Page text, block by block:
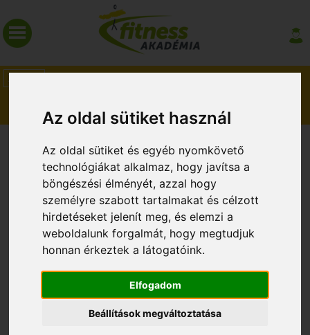
Az oldal sütiket használ
Az oldal sütiket és egyéb nyomkövető
technológiákat alkalmaz, hogy javítsa a
böngészési élményét, azzal hogy
személyre szabott tartalmakat és célzott
hirdetéseket jelenít meg, és elemzi a
weboldalunk forgalmát, hogy megtudjuk
honnan érkeztek a látogatóink.
Elfogadom
Beállítások megváltoztatása
HÍREK
ÉLETMÓD KURZUSOK!